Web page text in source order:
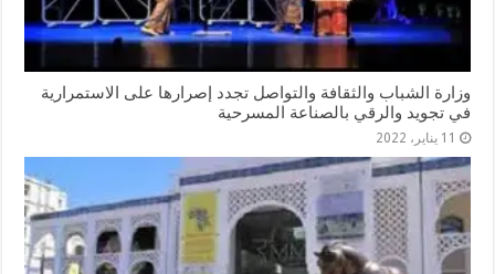
وزارة الشباب والثقافة والتواصل تجدد إصرارها على الاستمرارية
في تجويد والرقي بالصناعة المسرحية
11 يناير، 2022